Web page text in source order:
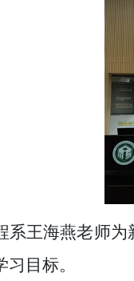
系王海燕老师
目标。